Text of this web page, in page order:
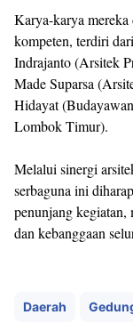
Karya-karya
kompeten, terdiri
Indrajanto (Arsitek
Made Suparsa
Hidayat
Lombok Timur).
Melalui sinergi
serbaguna ini
penunjang kegiatan,
dan kebanggaan
Daerah